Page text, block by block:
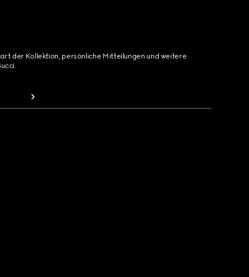
der Kollektion, persönliche Mitteilungen und weitere